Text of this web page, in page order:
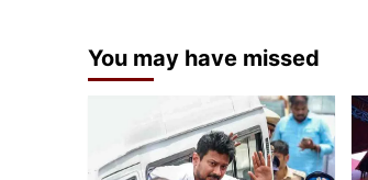
You may have missed